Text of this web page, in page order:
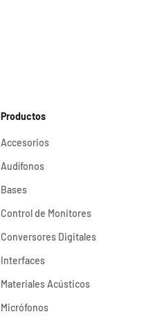
Productos
Accesorios
Audífonos
Bases
Control de Monitores
Conversores Digitales
Interfaces
Materiales Acústicos
Micrófonos